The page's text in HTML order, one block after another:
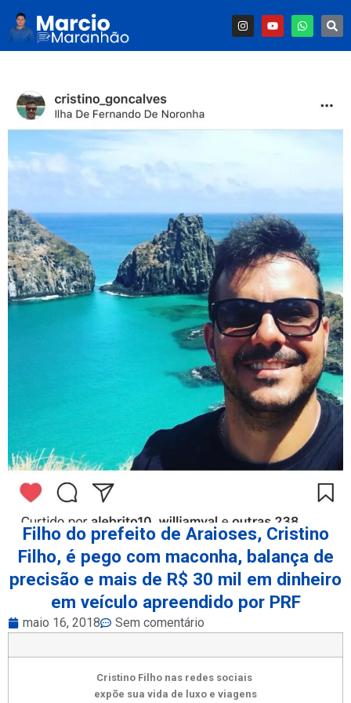
Filho do prefeito de Araioses, Cristino
Filho, é pego com maconha, balança de
precisão e mais de R$ 30 mil em dinheiro
em veículo apreendido por PRF
maio 16, 2018 Sem comentário
Cristino Filho nas redes sociais
expõe sua vida de luxo e viagens